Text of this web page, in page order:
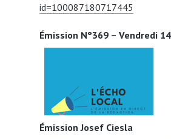
id=100087180717445
Émission N°369 – Vendredi
Émission Josef Ciesla